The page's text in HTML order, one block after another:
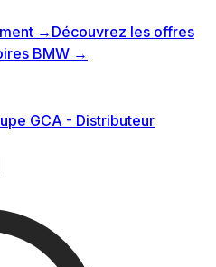
→ Découvrez les offres
BMW →
GCA - Distributeur